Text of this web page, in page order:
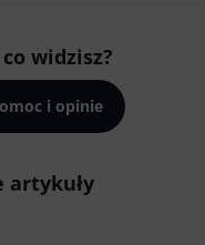
widzisz?
i opinie
artykuły